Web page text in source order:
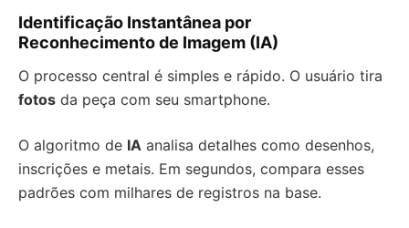
Identificação Instantânea por
Reconhecimento de Imagem (IA)
O processo central é simples e rápido. O usuário tira
fotos da peça com seu smartphone.
O algoritmo de IA analisa detalhes como desenhos,
inscrições e metais. Em segundos, compara esses
padrões com milhares de registros na base.